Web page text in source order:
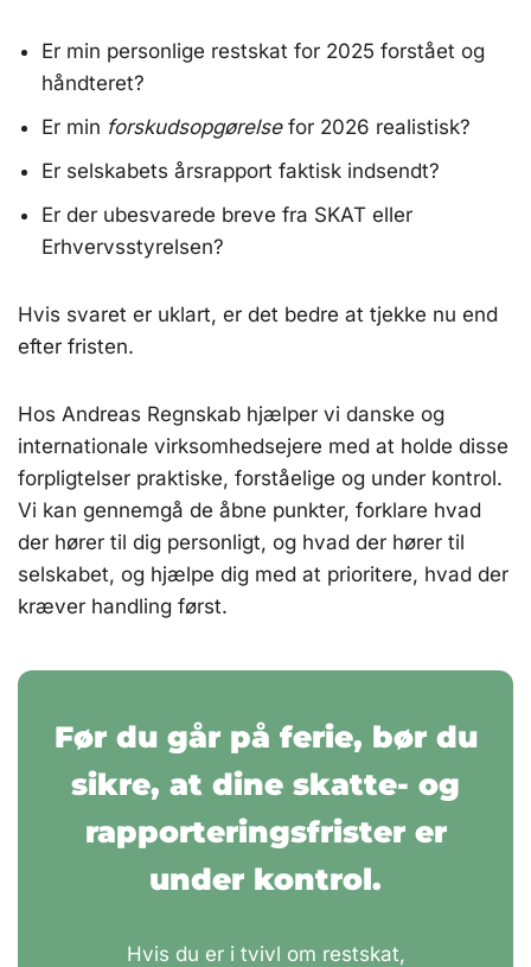
Er min personlige restskat for 2025 forstået og
håndteret?
Er min forskudsopgørelsefor 2026 realistisk?
Er selskabets årsrapport faktisk indsendt?
Er der ubesvarede breve fra SKAT eller
Erhvervsstyrelsen?
Hvis svaret er uklart, er det bedre at tjekke nu end
efter fristen.
Hos Andreas Regnskab hjælper vi danske og
internationale virksomhedsejere med at holde disse
forpligtelser praktiske, forståelige og under kontrol.
Vi kan gennemgå de åbne punkter, forklare hvad
der hører til dig personligt, og hvad der hører til
selskabet, og hjælpe dig med at prioritere, hvad der
kræver handling først.
Før du går på ferie, bør du
sikre, at dine skatte- og
rapporteringsfrister er
under kontrol.
Hvis du er i tvivl om restskat,